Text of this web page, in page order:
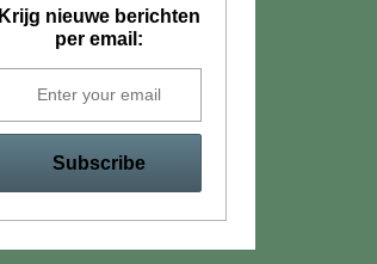
Krijg nieuwe berichten
per email: